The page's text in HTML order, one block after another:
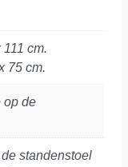
cm.
75 cm.
op de
standenstoel